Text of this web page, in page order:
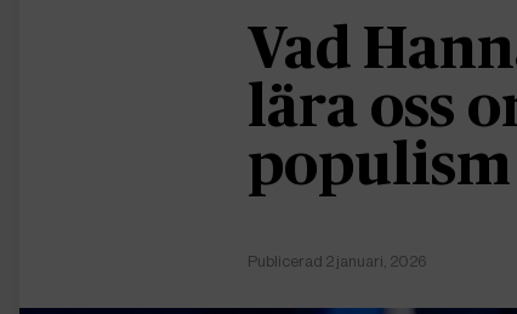
Vad
lära oss
populism
Publicerad 2 januari, 2026